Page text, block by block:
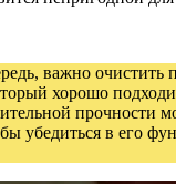
важно очистить
хорошо
прочности
убедиться в его